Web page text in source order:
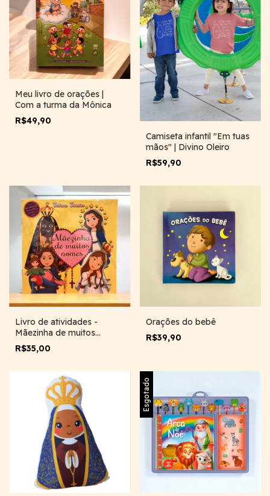
Meu livro de orações |
Com a turma da Mônica
R$49,90
Camiseta infantil "Em tuas
mãos" | Divino Oleiro
R$59,90
Livro de atividades -
Mãezinha de muitos
nomes
R$35,00
Orações do bebê
R$39,90
Esgotado